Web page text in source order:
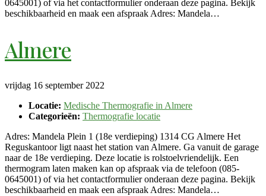
0645001) of via het contactformulier onderaan deze pagina. Bekijk
beschikbaarheid en maak een afspraak Adres: Mandela…
Almere
vrijdag 16 september 2022
Locatie: Medische Thermografie in Almere
Categorieën: Thermografie locatie
Adres: Mandela Plein 1 (18e verdieping) 1314 CG Almere Het
Reguskantoor ligt naast het station van Almere. Ga vanuit de garage
naar de 18e verdieping. Deze locatie is rolstoelvriendelijk. Een
thermogram laten maken kan op afspraak via de telefoon (085-
0645001) of via het contactformulier onderaan deze pagina. Bekijk
beschikbaarheid en maak een afspraak Adres: Mandela…